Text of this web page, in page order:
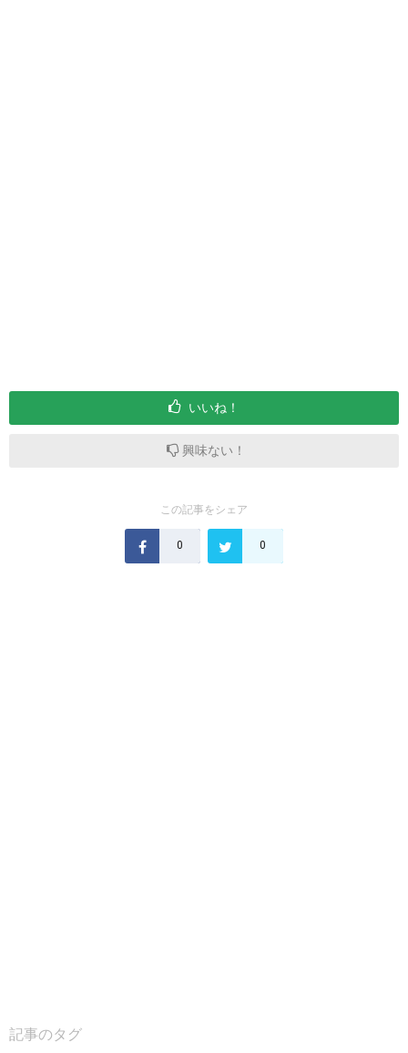
いいね！
興味ない！
この記事をシェア
0 0
記事のタグ